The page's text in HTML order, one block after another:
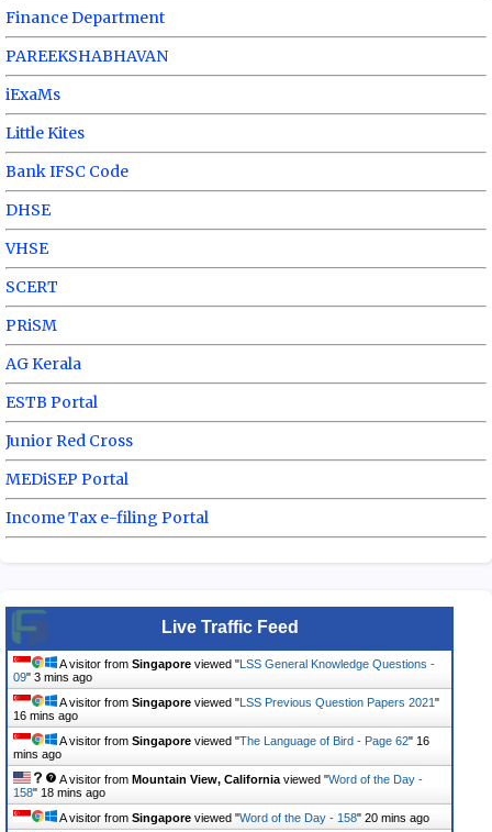
Finance Department
PAREEKSHABHAVAN
iExaMs
Little Kites
Bank IFSC Code
DHSE
VHSE
SCERT
PRiSM
AG Kerala
ESTB Portal
Junior Red Cross
MEDiSEP Portal
Income Tax e-filing Portal
Live Traffic Feed
A visitor from Singapore viewed "LSS General Knowledge Questions -
09" 3 mins ago
A visitor from Singapore viewed "LSS Previous Question Papers 2021"
16 mins ago
A visitor from Singapore viewed "The Language of Bird - Page 62" 16
mins ago
A visitor from Mountain View, California viewed "Word of the Day -
158" 18 mins ago
A visitor from Singapore viewed "Word of the Day - 158" 20 mins ago